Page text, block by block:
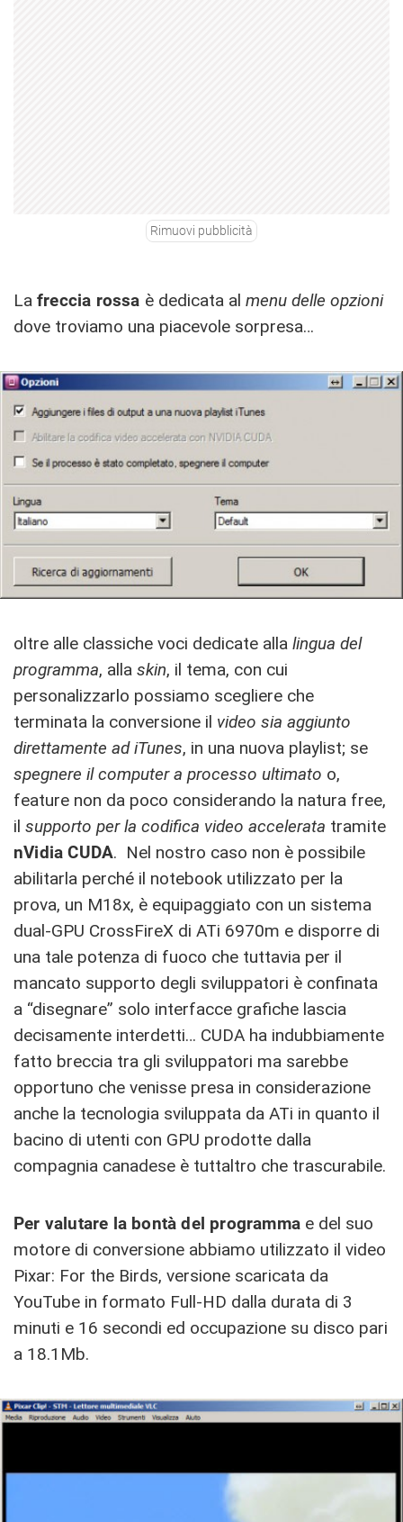
Rimuovi pubblicità
La freccia rossa è dedicata al menu delle opzioni
dove troviamo una piacevole sorpresa…
oltre alle classiche voci dedicate alla lingua del
programma, alla skin, il tema, con cui
personalizzarlo possiamo scegliere che
terminata la conversione il video sia aggiunto
direttamente ad iTunes, in una nuova playlist; se
spegnere il computer a processo ultimato o,
feature non da poco considerando la natura free,
il supporto per la codifica video accelerata tramite
nVidia CUDA. Nel nostro caso non è possibile
abilitarla perché il notebook utilizzato per la
prova, un M18x, è equipaggiato con un sistema
dual-GPU CrossFireX di ATi 6970m e disporre di
una tale potenza di fuoco che tuttavia per il
mancato supporto degli sviluppatori è confinata
a “disegnare” solo interfacce grafiche lascia
decisamente interdetti… CUDA ha indubbiamente
fatto breccia tra gli sviluppatori ma sarebbe
opportuno che venisse presa in considerazione
anche la tecnologia sviluppata da ATi in quanto il
bacino di utenti con GPU prodotte dalla
compagnia canadese è tuttaltro che trascurabile.
Per valutare la bontà del programma e del suo
motore di conversione abbiamo utilizzato il video
Pixar: For the Birds, versione scaricata da
YouTube in formato Full-HD dalla durata di 3
minuti e 16 secondi ed occupazione su disco pari
a 18.1Mb.